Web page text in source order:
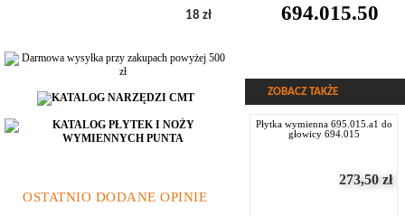
18 zł
OSTATNIO DODANE OPINIE
694.015.50
ZOBACZ TAKŻE
płytka wymienna 695.015.a1 do
głowicy 694.015
273,50 zł